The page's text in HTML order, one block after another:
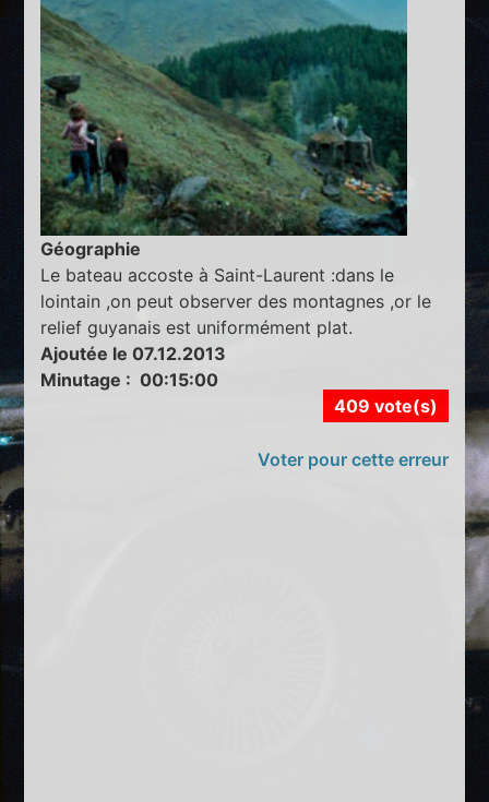
Géographie
Le bateau accoste à Saint-Laurent :dans le
lointain ,on peut observer des montagnes ,or le
relief guyanais est uniformément plat.
Ajoutée le 07.12.2013
Minutage : 00:15:00
409 vote(s)
Voter pour cette erreur